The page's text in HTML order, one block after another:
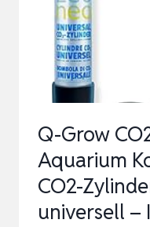
F…
Q-Grow
Aquarium
CO2-
universell –